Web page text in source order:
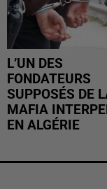
L’UN DES
FONDATEURS
SUPPOSÉS DE
MAFIA
EN ALGÉRIE